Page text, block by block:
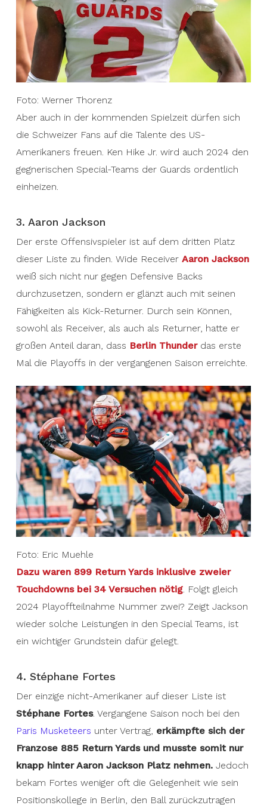
Foto: Werner Thorenz
Aber auch in der kommenden Spielzeit dürfen sich
die Schweizer Fans auf die Talente des US-
Amerikaners freuen. Ken Hike Jr. wird auch 2024 den
gegnerischen Special-Teams der Guards ordentlich
einheizen.
3. Aaron Jackson
Der erste Offensivspieler ist auf dem dritten Platz
dieser Liste zu finden. Wide Receiver Aaron Jackson
weiß sich nicht nur gegen Defensive Backs
durchzusetzen, sondern er glänzt auch mit seinen
Fähigkeiten als Kick-Returner. Durch sein Können,
sowohl als Receiver, als auch als Returner, hatte er
großen Anteil daran, dass Berlin Thunderdas erste
Mal die Playoffs in der vergangenen Saison erreichte.
Foto: Eric Muehle
Dazu waren 899 Return Yards inklusive zweier
Touchdowns bei 34 Versuchen nötig. Folgt gleich
2024 Playoffteilnahme Nummer zwei? Zeigt Jackson
wieder solche Leistungen in den Special Teams, ist
ein wichtiger Grundstein dafür gelegt.
4. Stéphane Fortes
Der einzige nicht-Amerikaner auf dieser Liste ist
Stéphane Fortes. Vergangene Saison noch bei den
Paris Musketeers unter Vertrag, erkämpfte sich der
Franzose 885 Return Yards und musste somit nur
knapp hinter Aaron Jackson Platz nehmen.Jedoch
bekam Fortes weniger oft die Gelegenheit wie sein
Positionskollege in Berlin, den Ball zurückzutragen